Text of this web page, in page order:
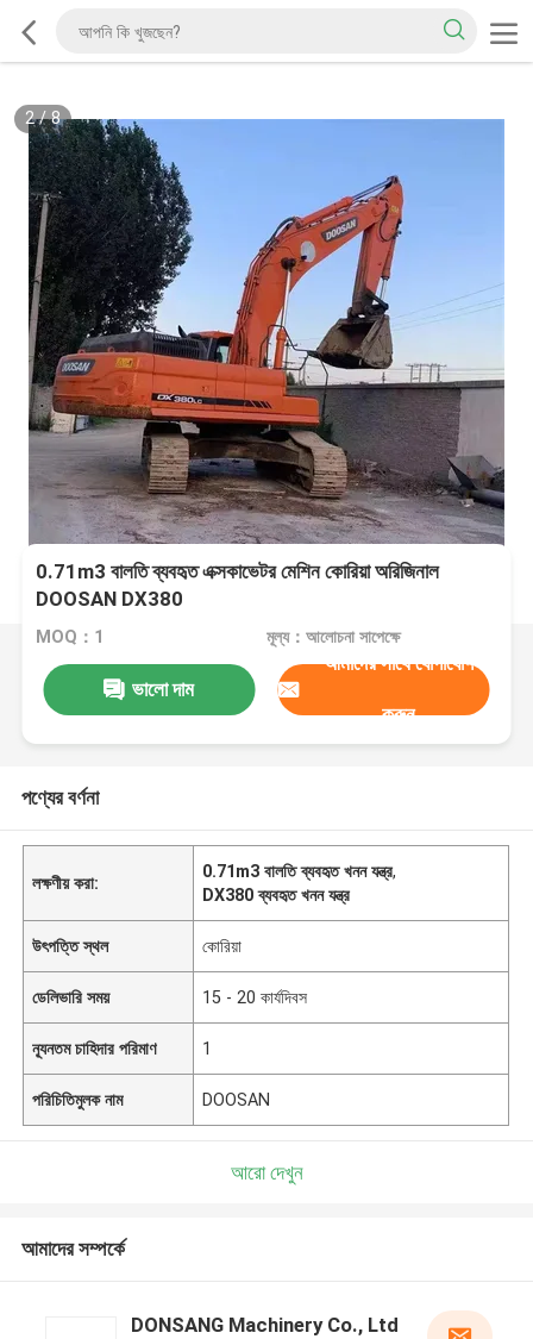
2/8
0.71m3 বালতি ব্যবহৃত এক্সকাভেটর মেশিন কোরিয়া অরিজিনাল
DOOSAN DX380
MOQ：1 মূল্য：আলোচনা সাপেক্ষে
ভালো দাম
আমাদের সাথে যোগাযোগ
করুন
পণ্যের বর্ণনা
লক্ষণীয় করা:
0.71m3 বালতি ব্যবহৃত খনন যন্ত্র,
DX380 ব্যবহৃত খনন যন্ত্র
উৎপত্তি স্থল কোরিয়া
ডেলিভারি সময় 15 - 20 কার্যদিবস
ন্যূনতম চাহিদার পরিমাণ 1
পরিচিতিমুলক নাম DOOSAN
আরো দেখুন
আমাদের সম্পর্কে
DONSANG Machinery Co., Ltd